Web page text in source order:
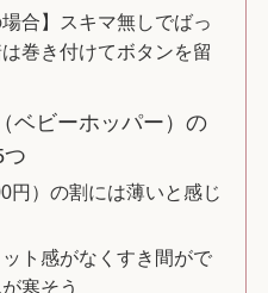
場合】スキマ無しでばっ
巻き付けてボタンを留
ベビーホッパー）の
円）の割には薄いと感じ
ト感がなくすき間がで
寒そう